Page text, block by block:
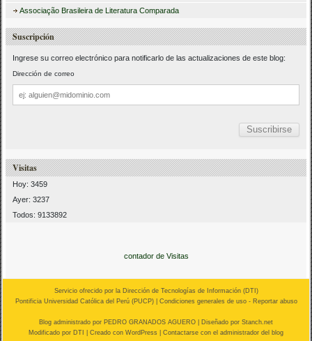
Associação Brasileira de Literatura Comparada
Suscripción
Ingrese su correo electrónico para notificarlo de las actualizaciones de este blog:
Dirección de correo
Dirección
de
correo
Visitas
Hoy: 3459
Ayer: 3237
Todos: 9133892
contador de Visitas
Servicio ofrecido por la Dirección de Tecnologías de Información (DTI )
Pontificia Universidad Católica del Perú (PUCP) | Condiciones generales de uso- Reportar abuso
Blog administrado por PEDRO GRANADOS AGUERO | Diseñado por Stanch.net
Modificado por DTI Creado con WordPress | Contactarse con el administrador del blog